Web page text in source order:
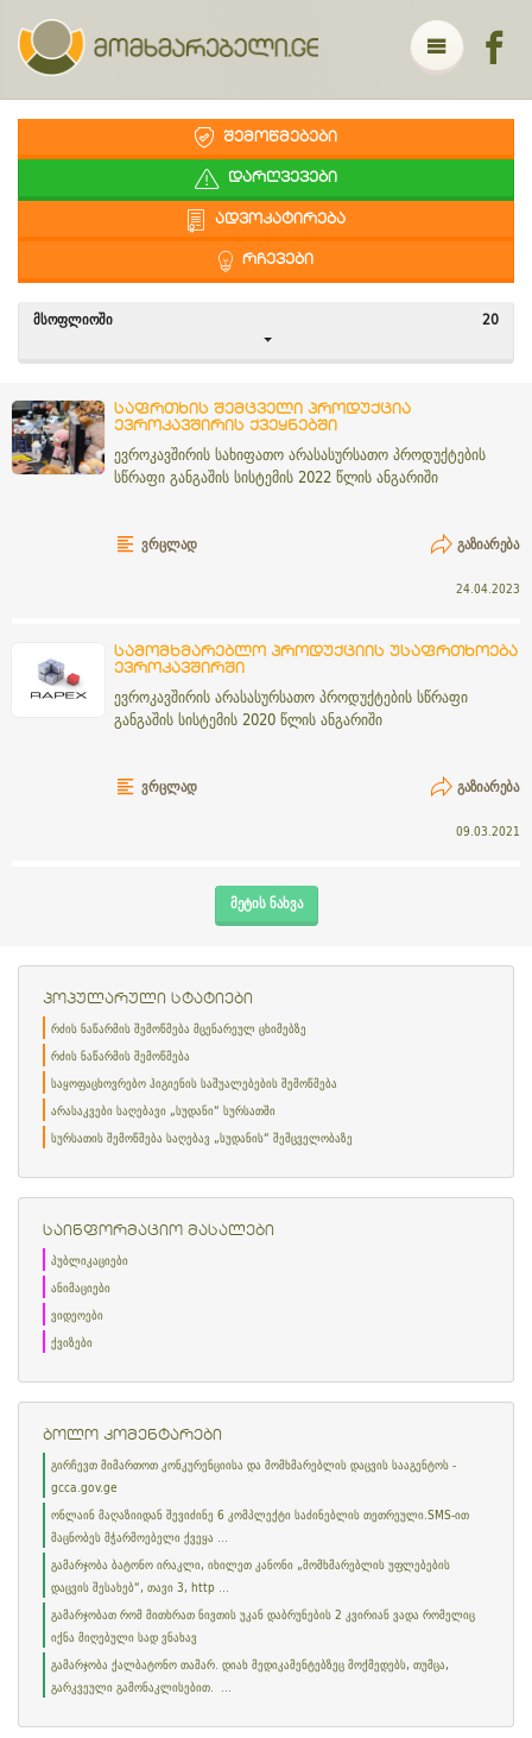
ᲨᲔᲛᲝᲬᲛᲔᲑᲔᲑᲘ
ᲓᲐᲠᲦᲕᲔᲕᲔᲑᲘ
ᲐᲓᲕᲝᲙᲐᲢᲘᲠᲔᲑᲐ
ᲠᲩᲔᲕᲔᲑᲘ
ᲛᲡᲝᲤᲚᲘᲝᲨᲘ 20
საფრთხის შემცველი პროდუქცია
ევროკავშირის ქვეყნებში
ევროკავშირის სახიფათო არასასურსათო პროდუქტების
სწრაფი განგაშის სისტემის 2022 წლის ანგარიში
ᲕᲠᲪᲚᲐᲓ ᲒᲐᲖᲘᲐᲠᲔᲑᲐ
24.04.2023
სამომხმარებლო პროდუქციის უსაფრთხოება
ევროკავშირში
ევროკავშირის არასასურსათო პროდუქტების სწრაფი
განგაშის სისტემის 2020 წლის ანგარიში
ᲕᲠᲪᲚᲐᲓ ᲒᲐᲖᲘᲐᲠᲔᲑᲐ
09.03.2021
ᲛᲔᲢᲘᲡ ᲜᲐᲮᲕᲐ
პოპულარული სტატიები
რძის ნაწარმის შემოწმება მცენარეულ ცხიმებზე
რძის ნაწარმის შემოწმება
საყოფაცხოვრებო ჰიგიენის საშუალებების შემოწმება
არასაკვები საღებავი „სუდანი“ სურსათში
სურსათის შემოწმება საღებავ „სუდანის“ შემცველობაზე
საინფორმაციო მასალები
პუბლიკაციები
ანიმაციები
ვიდეოები
ქვიზები
ბოლო კომენტარები
გირჩევთ მიმართოთ კონკურენციისა და მომხმარებლის დაცვის სააგენტოს -
gcca.gov.ge
ონლაინ მაღაზიიდან შევიძინე 6 კომპლექტი საძინებლის თეთრეული.SMS-ით
მაცნობეს მჭარმოებელი ქვეყა ...
გამარჯობა ბატონო ირაკლი, იხილეთ კანონი „მომხმარებლის უფლებების
დაცვის შესახებ“, თავი 3, http ...
გამარჯობათ რომ მითხრათ ნივთის უკან დაბრუნების 2 კვირიან ვადა რომელიც
იქნა მიღებული სად ვნახავ
გამარჯობა ქალბატონო თამარ. დიახ მედიკამენტებზეც მოქმედებს, თუმცა,
გარკვეული გამონაკლისებით. ...